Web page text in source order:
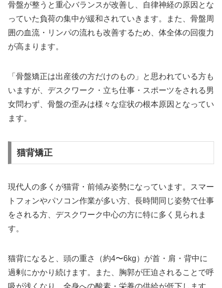
骨盤が整うと重心バランスが改善し、自律神経の原因とな
っていた負荷の集中が緩和されていきます。また、骨盤周
囲の血流・リンパの流れも改善するため、体全体の回復力
が高まります。
「骨盤矯正は出産後の方だけのもの」と思われている方も
いますが、デスクワーク・立ち仕事・スポーツをされる男
女問わず、骨盤の歪みは様々な症状の根本原因となってい
ます。
猫背矯正
現代人の多くが猫背・前傾み姿勢になっています。スマー
トフォンやパソコン作業が多い方、長時間同じ姿勢で仕事
をされる方、デスクワーク中心の方に特に多く見られま
す。
猫背になると、頭の重さ（約4〜6kg）が首・肩・背中に
過剰にかかり続けます。また、胸郭が圧迫されることで呼